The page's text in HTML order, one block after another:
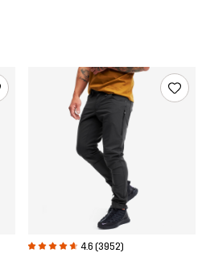
4.6 (3952)